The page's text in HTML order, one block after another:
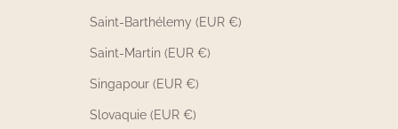
Saint-Barthélemy (EUR €)
Saint-Martin (EUR €)
Singapour (EUR €)
Slovaquie (EUR €)